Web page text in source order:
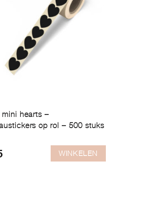
mini hearts –
op rol – 500 stuks
WINKELEN